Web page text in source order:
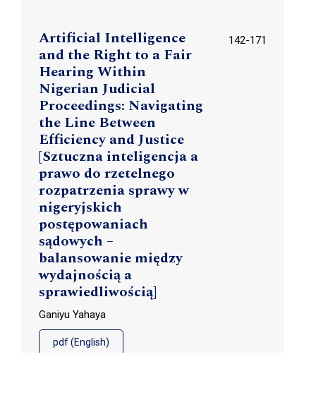
Artificial Intelligence
and the Right to a Fair
Hearing Within
Nigerian Judicial
Proceedings: Navigating
the Line Between
Efficiency and Justice
[Sztuczna inteligencja a
prawo do rzetelnego
rozpatrzenia sprawy w
nigeryjskich
postępowaniach
sądowych –
balansowanie między
wydajnością a
sprawiedliwością]
142-171
Ganiyu Yahaya
pdf (English)